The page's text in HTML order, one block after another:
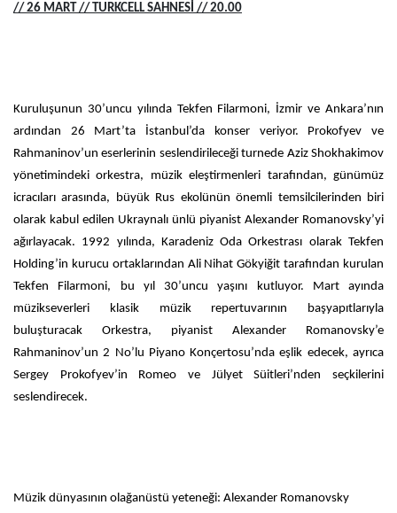
// 26 MART // TURKCELL SAHNESİ // 20.00
Kuruluşunun 30’uncu yılında Tekfen Filarmoni, İzmir ve Ankara’nın
ardından 26 Mart’ta İstanbul’da konser veriyor. Prokofyev ve
Rahmaninov’un eserlerinin seslendirileceği turnede Aziz Shokhakimov
yönetimindeki orkestra, müzik eleştirmenleri tarafından, günümüz
icracıları arasında, büyük Rus ekolünün önemli temsilcilerinden biri
olarak kabul edilen Ukraynalı ünlü piyanist Alexander Romanovsky’yi
ağırlayacak. 1992 yılında, Karadeniz Oda Orkestrası olarak Tekfen
Holding’in kurucu ortaklarından Ali Nihat Gökyiğit tarafından kurulan
Tekfen Filarmoni, bu yıl 30’uncu yaşını kutluyor. Mart ayında
müzikseverleri klasik müzik repertuvarının başyapıtlarıyla
buluşturacak Orkestra, piyanist Alexander Romanovsky’e
Rahmaninov’un 2 No’lu Piyano Konçertosu’nda eşlik edecek, ayrıca
Sergey Prokofyev’in Romeo ve Jülyet Süitleri’nden seçkilerini
seslendirecek.
Müzik dünyasının olağanüstü yeteneği: Alexander Romanovsky